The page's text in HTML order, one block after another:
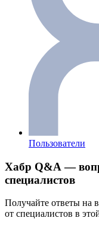
Пользователи
Хабр Q&A —
специалистов
Получайте ответы на
от специалистов в